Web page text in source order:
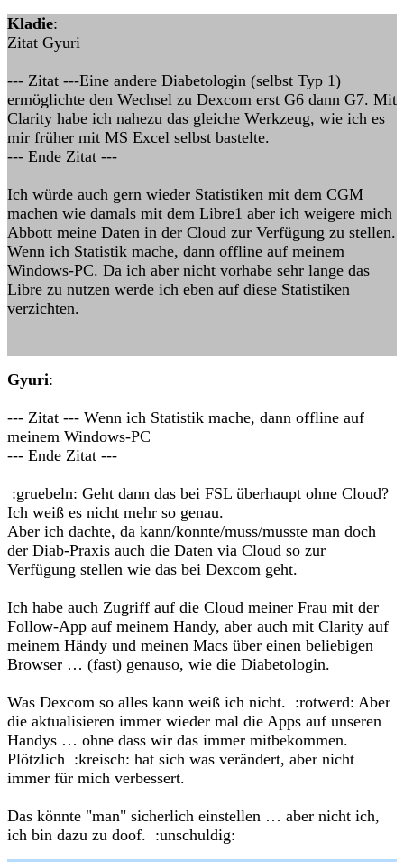
Kladie:
Zitat Gyuri
--- Zitat ---Eine andere Diabetologin (selbst Typ 1)
ermöglichte den Wechsel zu Dexcom erst G6 dann G7. Mit
Clarity habe ich nahezu das gleiche Werkzeug, wie ich es
mir früher mit MS Excel selbst bastelte.
--- Ende Zitat ---
Ich würde auch gern wieder Statistiken mit dem CGM
machen wie damals mit dem Libre1 aber ich weigere mich
Abbott meine Daten in der Cloud zur Verfügung zu stellen.
Wenn ich Statistik mache, dann offline auf meinem
Windows-PC. Da ich aber nicht vorhabe sehr lange das
Libre zu nutzen werde ich eben auf diese Statistiken
verzichten.
Gyuri:
--- Zitat --- Wenn ich Statistik mache, dann offline auf
meinem Windows-PC
--- Ende Zitat ---
:gruebeln: Geht dann das bei FSL überhaupt ohne Cloud?
Ich weiß es nicht mehr so genau.
Aber ich dachte, da kann/konnte/muss/musste man doch
der Diab-Praxis auch die Daten via Cloud so zur
Verfügung stellen wie das bei Dexcom geht.
Ich habe auch Zugriff auf die Cloud meiner Frau mit der
Follow-App auf meinem Handy, aber auch mit Clarity auf
meinem Händy und meinen Macs über einen beliebigen
Browser … (fast) genauso, wie die Diabetologin.
Was Dexcom so alles kann weiß ich nicht. :rotwerd: Aber
die aktualisieren immer wieder mal die Apps auf unseren
Handys … ohne dass wir das immer mitbekommen.
Plötzlich :kreisch: hat sich was verändert, aber nicht
immer für mich verbessert.
Das könnte "man" sicherlich einstellen … aber nicht ich,
ich bin dazu zu doof. :unschuldig: